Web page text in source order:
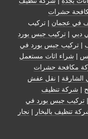
حشرات
في عجمان | تركيب
دبي | تركيب جبس بورد
| تركيب جبس بورد في
| شراء اثاث مستعمل
مكافحة حشرات
| نقل عفش
| شركة تنظيف
| تركيب جبس بورد في
تنظيف بالبخار | نجار